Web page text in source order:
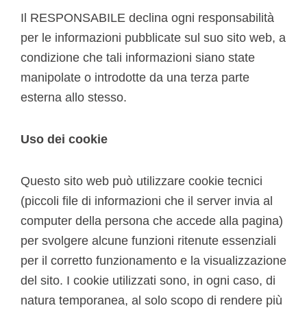
Il RESPONSABILE declina ogni responsabilità
per le informazioni pubblicate sul suo sito web, a
condizione che tali informazioni siano state
manipolate o introdotte da una terza parte
esterna allo stesso.
Uso dei cookie
Questo sito web può utilizzare cookie tecnici
(piccoli file di informazioni che il server invia al
computer della persona che accede alla pagina)
per svolgere alcune funzioni ritenute essenziali
per il corretto funzionamento e la visualizzazione
del sito. I cookie utilizzati sono, in ogni caso, di
natura temporanea, al solo scopo di rendere più